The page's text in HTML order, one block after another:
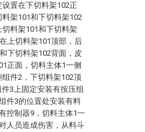
置在下切料架102正
架101和下切料架102
料架101和下切料架
上切料架101顶部，后
下切料架102背面，皮
正面，切料主体1一侧
件2，下切料架102顶
3上固定安装有按压组
件3的位置处安装有料
控制器9，切料主体1一
人员造成伤害，从料斗